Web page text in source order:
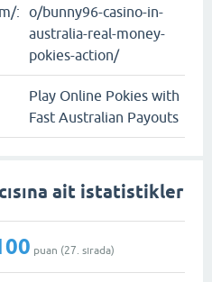
:
o/bunny96-casino-in-
australia-real-money-
pokies-action/
Play Online Pokies with
Fast Australian Payouts
ait istatistikler
puan (27 . sırada)